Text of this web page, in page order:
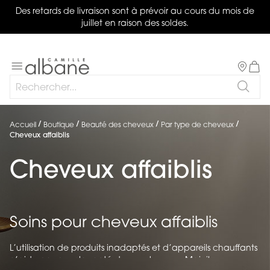
Des retards de livraison sont à prévoir au cours du mois de
juillet en raison des soldes.
Basculer
navigation
Mon
Accueil Boutique Beauté des cheveux
Par type de cheveux
Cheveux affaiblis
Cheveux affaiblis
Soins pour cheveux affaiblis
L’utilisation de produits inadaptés et d’appareils chauffants
n’aide pas pour la santé de vos cheveux. Mais il